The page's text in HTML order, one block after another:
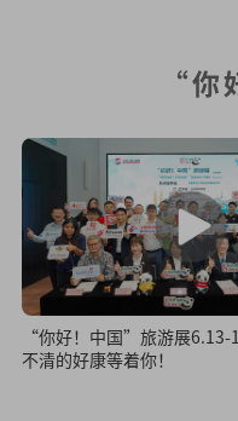
“你
“你好！中国”旅游展6.13-
不清的好康等着你！